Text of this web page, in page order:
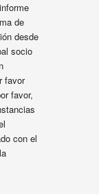
de
desde
socio
favor
favor,
con el